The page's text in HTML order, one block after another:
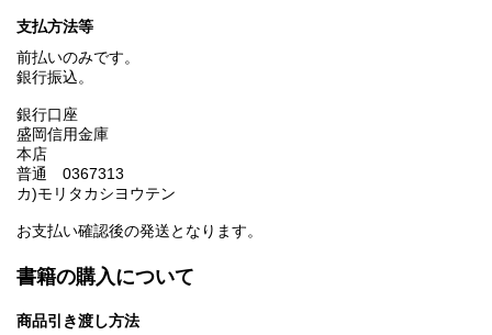
支払方法等
前払いのみです。
銀行振込。
銀行口座
盛岡信用金庫
本店
普通 0367313
カ)モリタカシヨウテン
お支払い確認後の発送となります。
書籍の購入について
商品引き渡し方法